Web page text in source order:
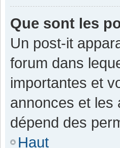
Que sont les
Un post-it
forum dans
importantes et
annonces et les
dépend des
Haut